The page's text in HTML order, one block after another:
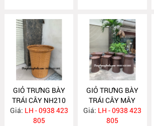
GIỎ TRƯNG BÀY
TRÁI CÂY NH210
Giá: LH - 0938 423
805
GIỎ TRƯNG BÀY
TRÁI CÂY MÂY
NHỰA NH187
Giá: LH - 0938 423
805